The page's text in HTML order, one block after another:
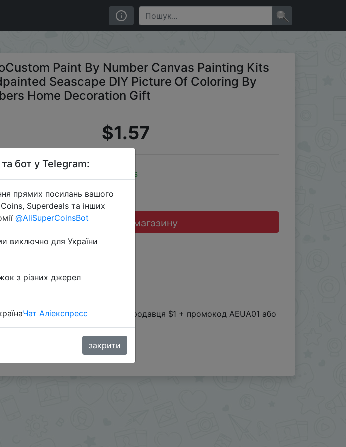
Seascape DIY Picture Of Coloring By Numbers Home Decoration Gift
Paint By Number Canvas Painting Kits
Seascape DIY Picture Of Coloring By
Home Decoration Gift
$1.57
Coins
Перейти до магазину
знижка продавця $1 + купон продавця $1 + промокод AEUA01 або
бот у Telegram:
прямих посилань вашого
Superdeals та інших
@AliSuperCoinsBot
виключно для України
з різних джерел
Чат Аліекспресс
закрити